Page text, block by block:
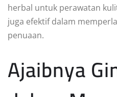
herbal untuk perawatan
juga efektif dalam
penuaan.
Ajaibnya